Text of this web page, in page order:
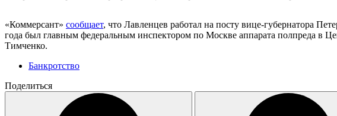
«Коммерсант» сообщает, что Лавленцев работал на посту вице-губернатора
года был главным федеральным инспектором по Москве аппарата полпреда в
Тимченко.
Банкротство
Поделиться